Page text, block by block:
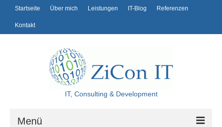
Startseite Über mich Leistungen IT-Blog Referenzen
Kontakt
IT, Consulting & Development
Menü